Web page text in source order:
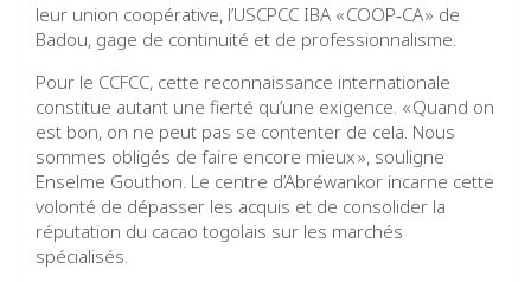
leur union coopérative, l’USCPCC IBA « COOP‑CA » de
Badou, gage de continuité et de professionnalisme.
Pour le CCFCC, cette reconnaissance internationale
constitue autant une fierté qu’une exigence. « Quand on
est bon, on ne peut pas se contenter de cela. Nous
sommes obligés de faire encore mieux », souligne
Enselme Gouthon. Le centre d’Abréwankor incarne cette
volonté de dépasser les acquis et de consolider la
réputation du cacao togolais sur les marchés
spécialisés.